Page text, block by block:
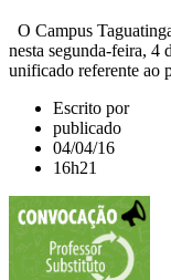
O Campus
nesta segunda-feira, 4
unificado referente ao
Escrito por
publicado
04/04/16
16h21